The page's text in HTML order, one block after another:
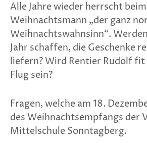
Alle Jahre wieder herrscht beim
Weihnachtsmann „der ganz
Weihnachtswahnsinn“.
Jahr schaffen, die Geschenke
liefern? Wird Rentier Rudolf
Flug sein?
Fragen, welche am 18.
des Weihnachtsempfangs der
Mittelschule Sonntagberg.